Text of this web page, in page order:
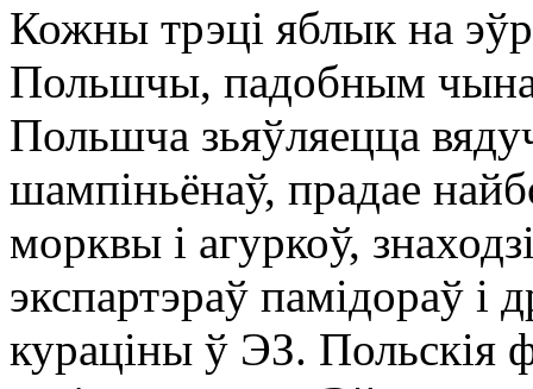
Кожны трэці яблык на
Польшчы, падобным
Польшча зьяўляецца
шампіньёнаў, прадае
морквы і агуркоў,
экспартэраў памідораў
кураціны ў ЭЗ.